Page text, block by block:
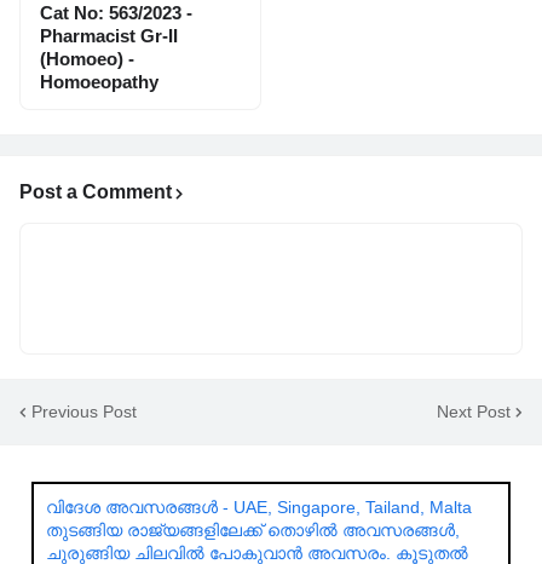
Cat No: 563/2023 -
Pharmacist Gr-II
(Homoeo) -
Homoeopathy
Post a Comment
Previous Post Next Post
വിദേശ അവസരങ്ങൾ - UAE, Singapore, Tailand, Malta
തുടങ്ങിയ രാജ്യങ്ങളിലേക്ക് തൊഴിൽ അവസരങ്ങൾ,
ചുരുങ്ങിയ ചിലവിൽ പോകുവാൻ അവസരം. കൂടുതൽ